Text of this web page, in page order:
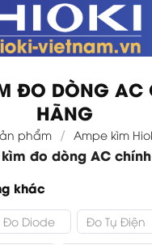
ĐO DÒNG AC
HÃNG
phẩm / Ampe kìm
đo dòng AC
khác
Đo Diode Đo Tụ Điện